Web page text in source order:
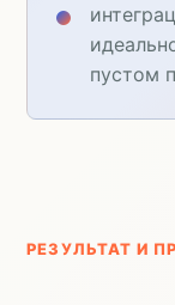
пустом
РЕЗУЛЬТАТ И